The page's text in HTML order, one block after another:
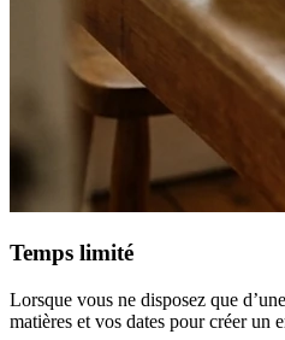
Temps limité
Lorsque vous ne disposez que
matières et vos dates pour créer un